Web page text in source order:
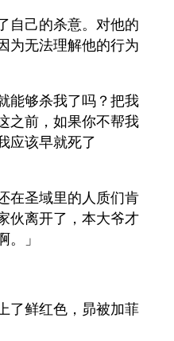
自己的杀意。对他的
为无法理解他的行为
能够杀我了吗？把我
之前，如果你不帮我
应该早就死了
在圣域里的人质们肯
伙离开了，本大爷才
」
了鲜红色，昴被加菲